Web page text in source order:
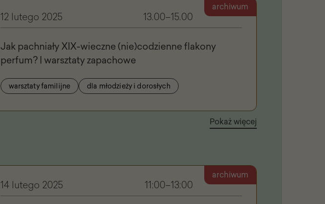
archiwum
12 lutego 2025 13.00–15.00
Jak pachniały XIX-wieczne (nie)codzienne flakony
perfum? | warsztaty zapachowe
warsztaty familijne dla młodzieży i dorosłych
Pokaż więcej
archiwum
14 lutego 2025 11:00–13:00